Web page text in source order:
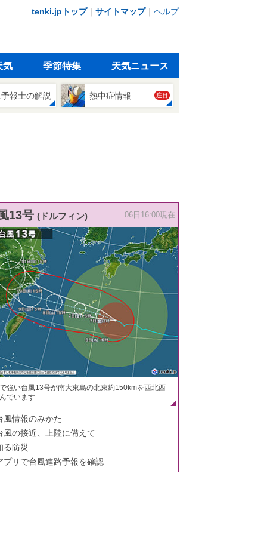
tenki.jpトップ｜ サイトマップ｜ ヘルプ
気 季節特集 天気ニュース
報士の解説 熱中症情報 注目
13号 (ドルフィン) 06日16:00現在
強い台風13号が南大東島の北東約150kmを西北西
でいます
風情報のみかた
風の接近、上陸に備えて
る防災
プリで台風進路予報を確認